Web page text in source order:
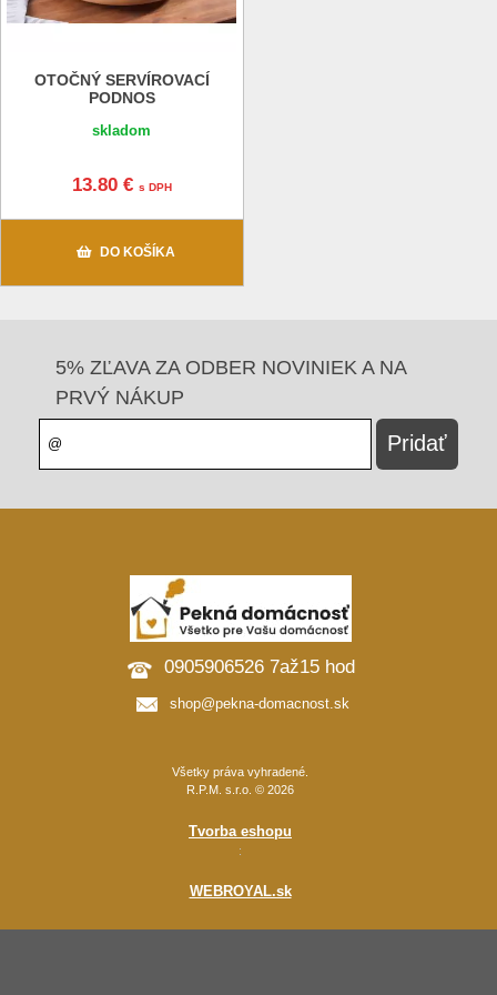
OTOČNÝ SERVÍROVACÍ
PODNOS
skladom
13.80 € s DPH
DO KOŠÍKA
5% ZĽAVA ZA ODBER NOVINIEK A NA
PRVÝ NÁKUP
0905906526 7až15 hod
shop@pekna-domacnost.sk
Všetky práva vyhradené.
R.P.M. s.r.o. © 2026
Tvorba eshopu
:
WEBROYAL.sk